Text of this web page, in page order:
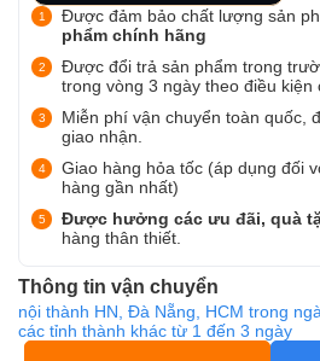
Được đảm bảo chất lượng sản
phẩm chính hãng
Được đổi trả sản phẩm trong
trong vòng 3 ngày theo điều kiện
Miễn phí vận chuyển toàn quốc,
giao nhận.
Giao hàng hỏa tốc (áp dụng đối
hàng gần nhất)
Được hưởng các ưu đãi, quà
hàng thân thiết.
Thông tin vận chuyển
nội thành HN, Đà Nẵng, HCM trong
các tỉnh thành khác từ 1 đến 3 ngày